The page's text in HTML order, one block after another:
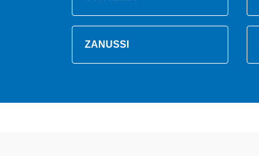
ZANUSSI